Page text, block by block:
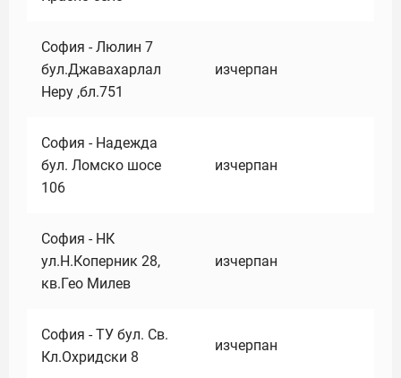
София - Люлин 7
бул.Джавахарлал
Неру ,бл.751
изчерпан
София - Надежда
бул. Ломско шосе
106
изчерпан
София - НК
ул.Н.Коперник 28,
кв.Гео Милев
изчерпан
София - ТУ бул. Св.
Кл.Охридски 8
изчерпан